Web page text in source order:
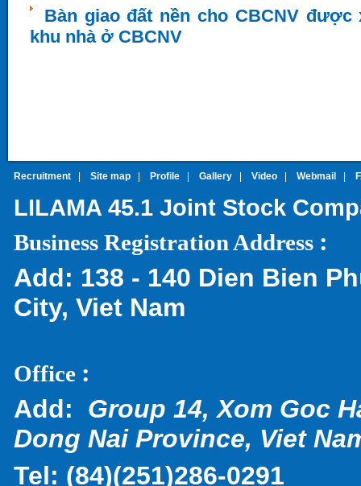
Bàn giao đất nền cho CBCNV
khu nhà ở CBCNV
Recruitment Site map Profile Gallery Video Webmail
LILAMA 45.1 Joint Stock
Business Registration Address :
Add: 138 - 140 Dien Bien
City, Viet Nam
Office :
Add: Group 14, Xom Goc
Dong Nai Province, Viet
Tel: (84)(251)286-0291